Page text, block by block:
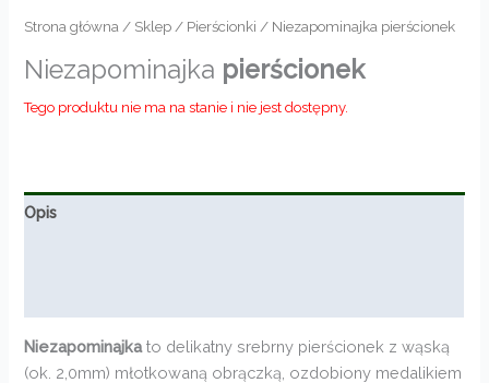
Strona główna/ Sklep/ Pierścionki / Niezapominajka pierścionek
Niezapominajka pierścionek
Tego produktu nie ma na stanie i nie jest dostępny.
Opis
Niezapominajkato delikatny srebrny pierścionek z wąską
(ok. 2,0mm) młotkowaną obrączką, ozdobiony medalikiem